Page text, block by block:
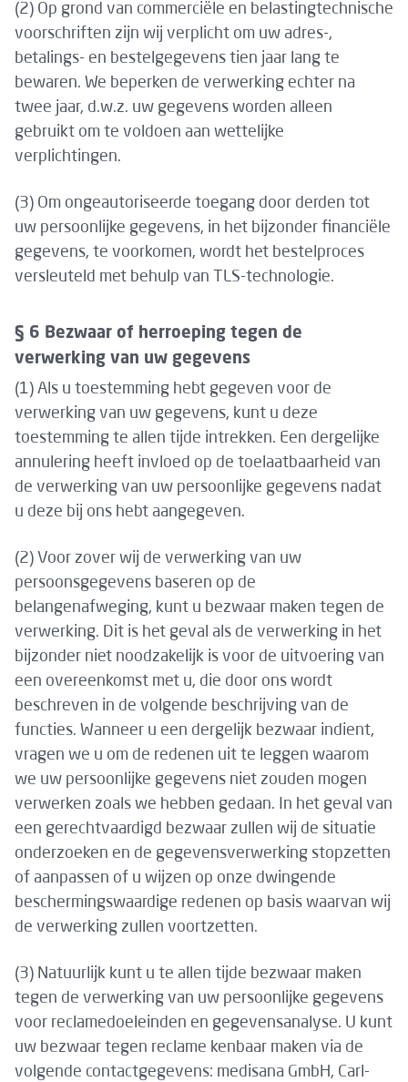
(2) Op grond van commerciële en belastingtechnische
voorschriften zijn wij verplicht om uw adres-,
betalings- en bestelgegevens tien jaar lang te
bewaren. We beperken de verwerking echter na
twee jaar, d.w.z. uw gegevens worden alleen
gebruikt om te voldoen aan wettelijke
verplichtingen.
(3) Om ongeautoriseerde toegang door derden tot
uw persoonlijke gegevens, in het bijzonder financiële
gegevens, te voorkomen, wordt het bestelproces
versleuteld met behulp van TLS-technologie.
§ 6 Bezwaar of herroeping tegen de
verwerking van uw gegevens
(1) Als u toestemming hebt gegeven voor de
verwerking van uw gegevens, kunt u deze
toestemming te allen tijde intrekken. Een dergelijke
annulering heeft invloed op de toelaatbaarheid van
de verwerking van uw persoonlijke gegevens nadat
u deze bij ons hebt aangegeven.
(2) Voor zover wij de verwerking van uw
persoonsgegevens baseren op de
belangenafweging, kunt u bezwaar maken tegen de
verwerking. Dit is het geval als de verwerking in het
bijzonder niet noodzakelijk is voor de uitvoering van
een overeenkomst met u, die door ons wordt
beschreven in de volgende beschrijving van de
functies. Wanneer u een dergelijk bezwaar indient,
vragen we u om de redenen uit te leggen waarom
we uw persoonlijke gegevens niet zouden mogen
verwerken zoals we hebben gedaan. In het geval van
een gerechtvaardigd bezwaar zullen wij de situatie
onderzoeken en de gegevensverwerking stopzetten
of aanpassen of u wijzen op onze dwingende
beschermingswaardige redenen op basis waarvan wij
de verwerking zullen voortzetten.
(3) Natuurlijk kunt u te allen tijde bezwaar maken
tegen de verwerking van uw persoonlijke gegevens
voor reclamedoeleinden en gegevensanalyse. U kunt
uw bezwaar tegen reclame kenbaar maken via de
volgende contactgegevens: medisana GmbH, Carl-